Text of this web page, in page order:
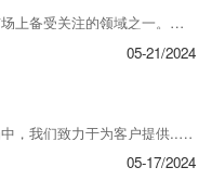
压型钢板行业一直是市场上备受关注的领域之一。随着市场的竞争日益激烈，各企业都在积极调整自身战略以保持竞争力。陕西地区的压型钢板企业在这一竞争态势中扮演着重要角色。该地区的企业纷纷寻求提高产品质量，降低生产成本，并加强市场拓展。在这个过程中，企业们不断优化自身的生产流程，提高生产效率，以满足客户需求。在市场竞争中，企业们...
05-21/2024
在这个高度竞争的市场中，我们致力于为客户提供..的陕西剪板折弯服务。作为一家专业的企业，我们拥有经验丰富的团队和..的技术设备，以满足客户多样化的需求。我们的陕西剪板折弯服务覆盖了多个行业，包括建筑、制造、汽车等领域。通过..的技术和严格的质量控制，我们..每一件产品都符合客户的要求。无论是小型定制项目还是大型生产订单...
05-17/2024